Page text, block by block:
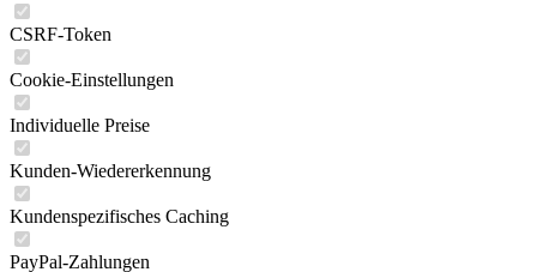
CSRF-Token
Cookie-Einstellungen
Individuelle Preise
Kunden-Wiedererkennung
Kundenspezifisches Caching
PayPal-Zahlungen